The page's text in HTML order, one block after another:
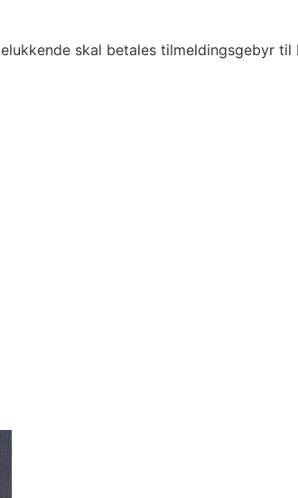
skal betales tilmeldingsgebyr til